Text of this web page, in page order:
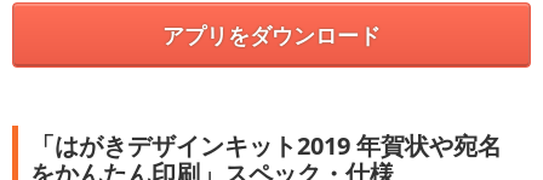
アプリをダウンロード
「はがきデザインキット2019 年賀状や宛名
をかんたん印刷」スペック・仕様